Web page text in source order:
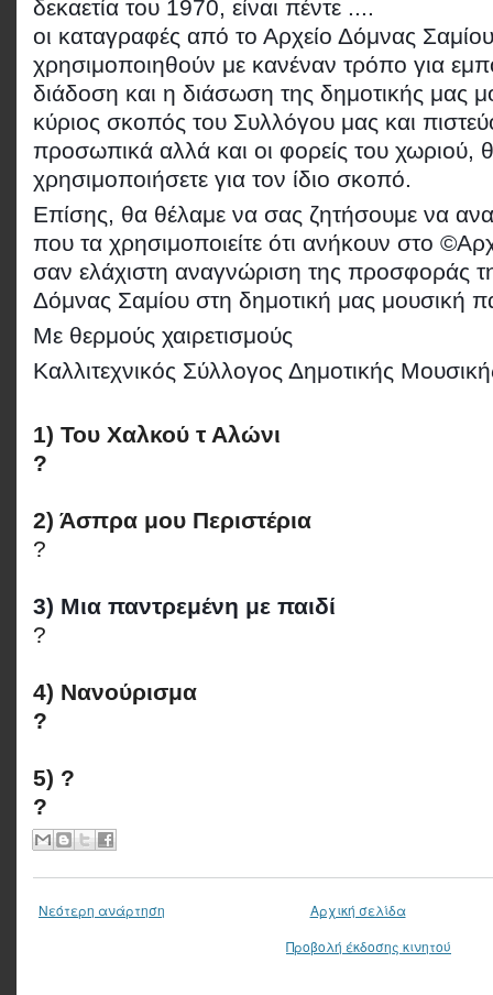
δεκαετία του 1970, είναι πέντε ....
οι καταγραφές από το Αρχείο Δόμνας
χρησιμοποιηθούν με κανέναν τρόπο για
διάδοση και η διάσωση της δημοτικής μας
κύριος σκοπός του Συλλόγου μας και
προσωπικά αλλά και οι φορείς του χωριού,
χρησιμοποιήσετε για τον ίδιο σκοπό.
Επίσης, θα θέλαμε να σας ζητήσουμε να
που τα χρησιμοποιείτε ότι ανήκουν στο
σαν ελάχιστη αναγνώριση της προσφοράς
Δόμνας Σαμίου στη δημοτική μας μουσική
Με θερμούς χαιρετισμούς
Καλλιτεχνικός Σύλλογος Δημοτικής
1) Του Χαλκού τ Αλώνι
?
2) Άσπρα μου Περιστέρια
?
3) Μια παντρεμένη με παιδί
?
4) Νανούρισμα
?
5) ?
?
Νεότερη ανάρτηση
Αρχική σελίδα
Προβολή έκδοσης κινητού